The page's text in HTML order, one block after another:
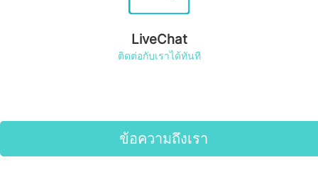
LiveChat
ติดต่อกับเราได้ทันที
ข้อความถึงเรา